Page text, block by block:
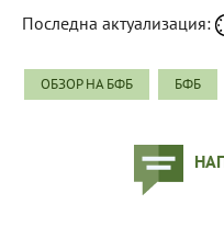
Последна актуализация:
ОБЗОР НА БФБ БФБ